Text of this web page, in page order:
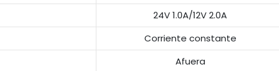
24V 1.0A/12V 2.0A
Corriente constante
Afuera